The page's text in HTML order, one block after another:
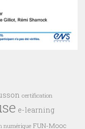
certification
e-learning
numérique FUN-Mooc